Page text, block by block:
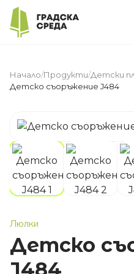
Начало/Продукти/Детски
Детско съоръжение J484
Люлки
Детско